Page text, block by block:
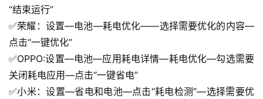
“结束运行”
✅荣耀：设置—电池—耗电优化——选择需要优化的内容—
点击“一键优化”
✅OPPO:设置—电池—应用耗电详情—耗电优化—勾选需要
关闭耗电应用—点击“一键省电”
✅小米：设置—省电和电池—点击“耗电检测”—选择需要优